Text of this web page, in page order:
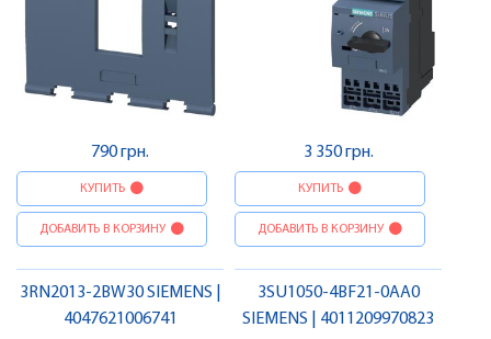
790 грн.
КУПИТЬ
ДОБАВИТЬ В КОРЗИНУ
3 350 грн.
КУПИТЬ
ДОБАВИТЬ В КОРЗИНУ
3RN2013-2BW30 SIEMENS |
4047621006741
3SU1050-4BF21-0AA0
SIEMENS | 4011209970823